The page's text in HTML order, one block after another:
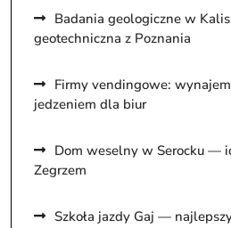
Badania geologiczne w
geotechniczna z Poznania
Firmy vendingowe:
jedzeniem dla biur
Dom weselny w Serocku —
Zegrzem
Szkoła jazdy Gaj —